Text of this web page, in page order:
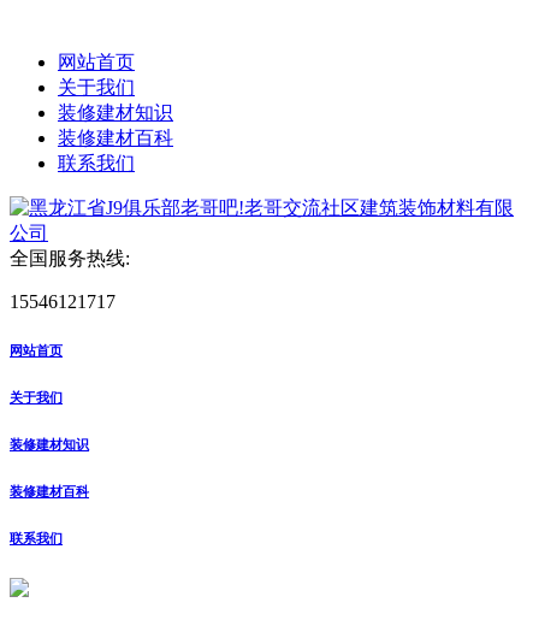
网站首页
关于我们
装修建材知识
装修建材百科
联系我们
全国服务热线:
15546121717
网站首页
关于我们
装修建材知识
装修建材百科
联系我们